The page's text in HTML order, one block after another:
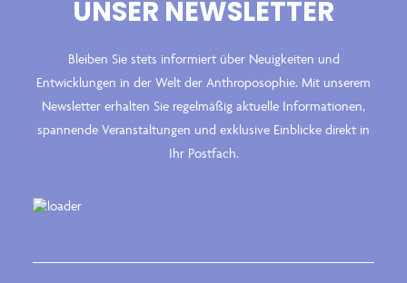
UNSER NEWSLETTER
Bleiben Sie stets informiert über Neuigkeiten und
Entwicklungen in der Welt der Anthroposophie. Mit unserem
Newsletter erhalten Sie regelmäßig aktuelle Informationen,
spannende Veranstaltungen und exklusive Einblicke direkt in
Ihr Postfach.